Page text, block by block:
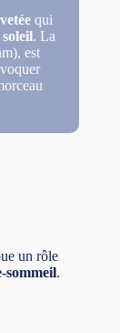
qui
. La
est
un rôle
sommeil.